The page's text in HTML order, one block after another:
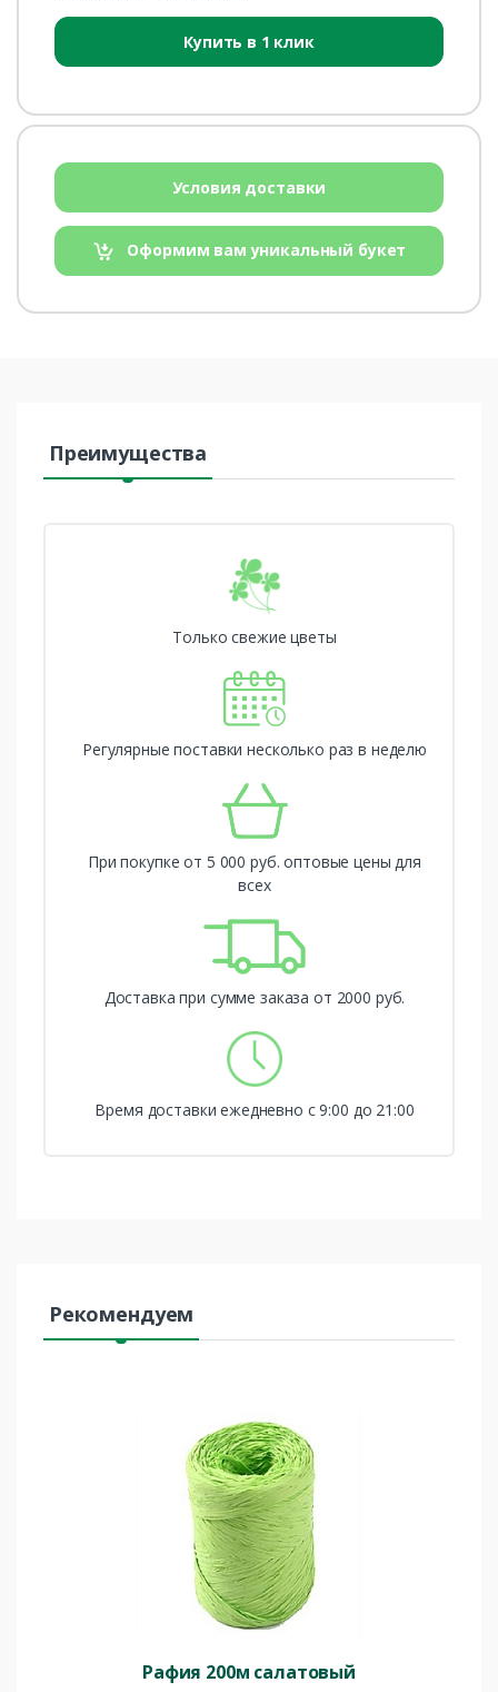
Купить в 1 клик
Условия доставки
Оформим вам уникальный букет
Преимущества
Только свежие цветы
Регулярные поставки несколько раз в неделю
При покупке от 5 000 руб. оптовые цены для
всех
Доставка при сумме заказа от 2000 руб.
Время доставки ежедневно с 9:00 до 21:00
Рекомендуем
Рафия 200м салатовый